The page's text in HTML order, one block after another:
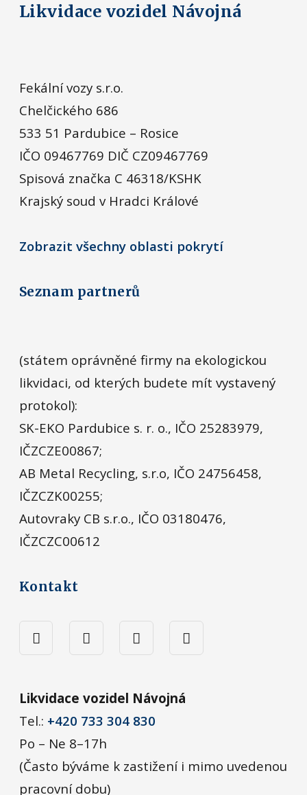
Likvidace vozidel Návojná
Fekální vozy s.r.o.
Chelčického 686
533 51 Pardubice – Rosice
IČO 09467769 DIČ CZ09467769
Spisová značka C 46318/KSHK
Krajský soud v Hradci Králové
Zobrazit všechny oblasti pokrytí
Seznam partnerů
(státem oprávněné firmy na ekologickou
likvidaci, od kterých budete mít vystavený
protokol):
SK-EKO Pardubice s. r. o., IČO 25283979,
IČZCZE00867;
AB Metal Recycling, s.r.o, IČO 24756458,
IČZCZK00255;
Autovraky CB s.r.o., IČO 03180476,
IČZCZC00612
Kontakt
Likvidace vozidel Návojná
Tel.: +420 733 304 830
Po – Ne 8–17h
(Často býváme k zastižení i mimo uvedenou
pracovní dobu)